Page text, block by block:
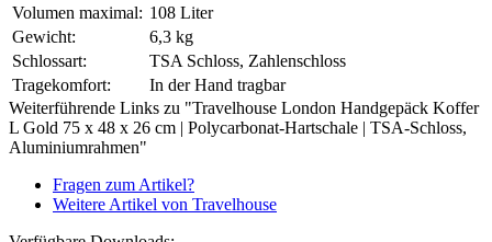
Volumen maximal: 108 Liter
Gewicht:
6,3 kg
Schlossart:
TSA Schloss, Zahlenschloss
Tragekomfort:
In der Hand tragbar
Weiterführende Links zu "Travelhouse London Handgepäck Koffer
L Gold 75 x 48 x 26 cm | Polycarbonat-Hartschale | TSA-Schloss,
Aluminiumrahmen"
Fragen zum Artikel?
Weitere Artikel von Travelhouse